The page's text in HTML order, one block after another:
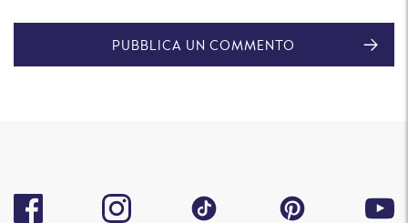
PUBBLICA UN COMMENTO